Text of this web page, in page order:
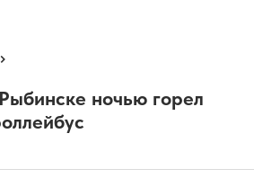
ночью горел